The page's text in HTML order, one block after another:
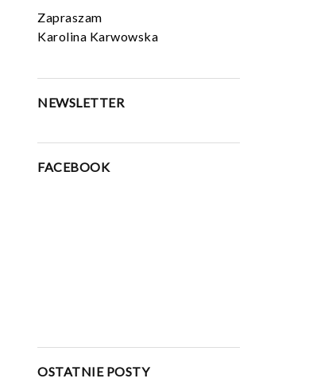
Zapraszam
Karolina Karwowska
NEWSLETTER
FACEBOOK
OSTATNIE POSTY